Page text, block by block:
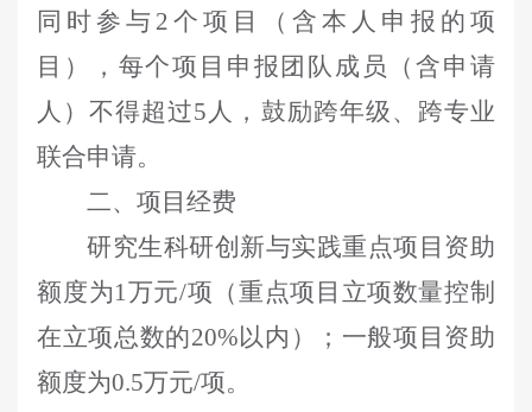
同时参与 2 个项目（含本人申报的项
目），每个项目申报团队成员（含申请
人）不得超过5 人，鼓励跨年级、跨专业
联合申请。
二、项目经费
研究生科研创新与实践重点项目资助
额度为1万元/项（重点项目立项数量控制
在立项总数的20%以内）； 一般项 目资助
额度为0.5万元/项。